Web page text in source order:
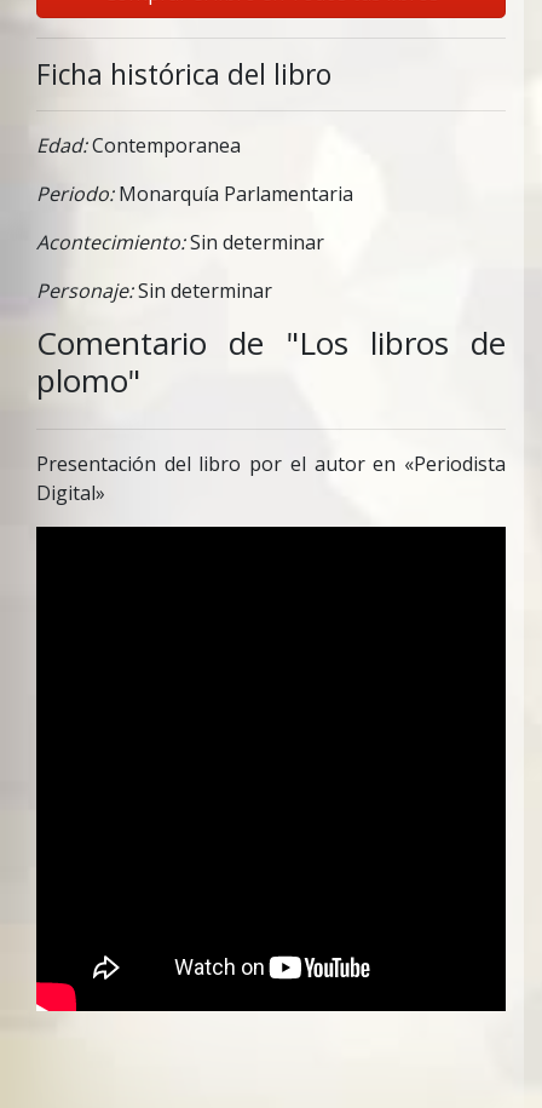
Ficha histórica del libro
Edad:Contemporanea
Periodo:Monarquía Parlamentaria
Acontecimiento:Sin determinar
Personaje:Sin determinar
Comentario de "Los libros de
plomo"
Presentación del libro por el autor en «Periodista
Digital»